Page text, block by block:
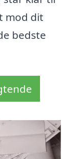
mod dit
bedste